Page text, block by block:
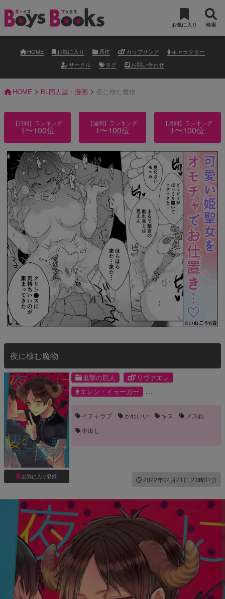
お気に入り 検索
HOME お気に入り 原作 カップリング
キャラクター
サークル
タグ お問い合わせ
HOME > BL同人誌・漫画 > 夜に棲む魔物
【日間】ランキング
1〜100位
【週間】ランキング
1〜100位
【月間】ランキング
1〜100位
夜に棲む魔物
お気に入り登録
進撃の巨人
リヴァエレ
エレン・イェーガー
イチャラブ かわいい キス
メス顔
中出し
2022年04月21日 23時31分